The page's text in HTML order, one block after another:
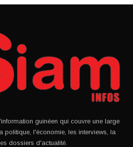
guinéen qui couvre une large
politique, l'économie, les interviews, la
dossiers d'actualité.